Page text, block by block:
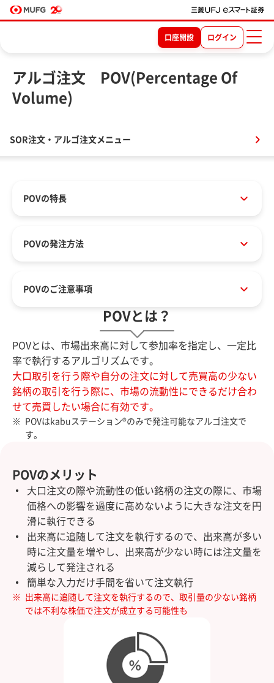
口座開設 ログイン
アルゴ注文 POV(Percentage Of
Volume)
POVの特長
POVの発注方法
POVのご注意事項
POVとは？
POVとは、市場出来高に対して参加率を指定し、一定比
率で執行するアルゴリズムです。
大口取引を行う際や自分の注文に対して売買高の少ない
銘柄の取引を行う際に、市場の流動性にできるだけ合わ
せて売買したい場合に有効です。
POVはkabuステーション®のみで発注可能なアルゴ注文で
す。
POVのメリット
大口注文の際や流動性の低い銘柄の注文の際に、市場
価格への影響を過度に高めないように大きな注文を円
滑に執行できる
出来高に追随して注文を執行するので、出来高が多い
時に注文量を増やし、出来高が少ない時には注文量を
減らして発注される
簡単な入力だけ手間を省いて注文執行
出来高に追随して注文を執行するので、取引量の少ない銘柄
では不利な株価で注文が成立する可能性も
SOR注文・アルゴ注文メニュー